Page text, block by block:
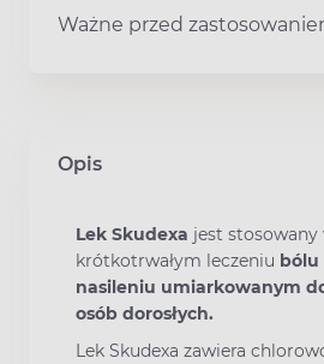
Ważne przed
Opis
Lek Skudexa jest
krótkotrwałym leczeniu bólu
nasileniu umiarkowanym
osób dorosłych.
Lek Skudexa zawiera